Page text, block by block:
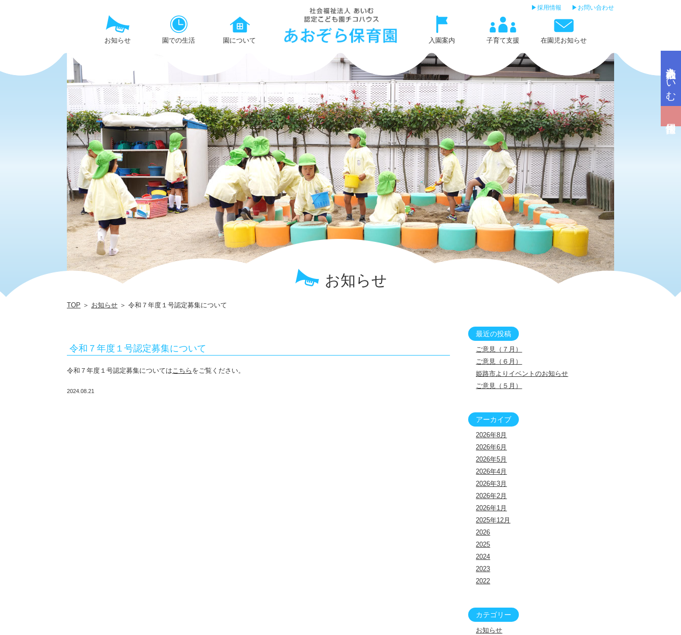
て
|
社
会
福
祉
法
人
あ
い
む
採用情報 お問い合わせ
お知らせ 園での生活 園について 入園案内 子育て支援 在園児お知らせ
社会福祉法人あいむ
お知らせ
TOP ＞ お知らせ ＞ 令和７年度１号認定募集について
令和７年度１号認定募集について
令和７年度１号認定募集についてはこちら をご覧ください。
2024.08.21
最近の投稿
ご意見（７月）
ご意見（６月）
姫路市よりイベントのお知らせ
ご意見（５月）
アーカイブ
2026年8月
2026年6月
2026年5月
2026年4月
2026年3月
2026年2月
2026年1月
2025年12月
2026
2025
2024
2023
2022
カテゴリー
お知らせ